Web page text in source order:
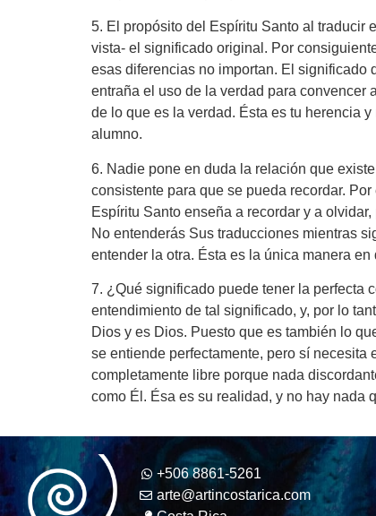
5. El propósito del Espíritu Santo al traducir
vista- el significado original. Por
esas diferencias no importan. El significado
entraña el uso de la verdad para
de lo que es la verdad. Ésta es tu herencia
alumno.
6. Nadie pone en duda la relación que
consistente para que se pueda recordar.
Espíritu Santo enseña a recordar y a
No entenderás Sus traducciones mientras
entender la otra. Ésta es la única manera
7. ¿Qué significado puede tener la perfecta
entendimiento de tal significado, y, por lo
Dios y es Dios. Puesto que es también lo
se entiende perfectamente, pero sí
completamente libre porque nada
como Él. Ésa es su realidad, y no hay nada
+506 8861-5261
arte@artincostarica.com